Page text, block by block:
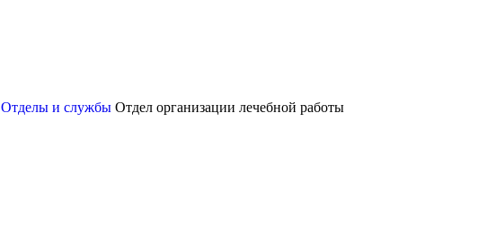
Отделы и службы Отдел организации лечебной работы